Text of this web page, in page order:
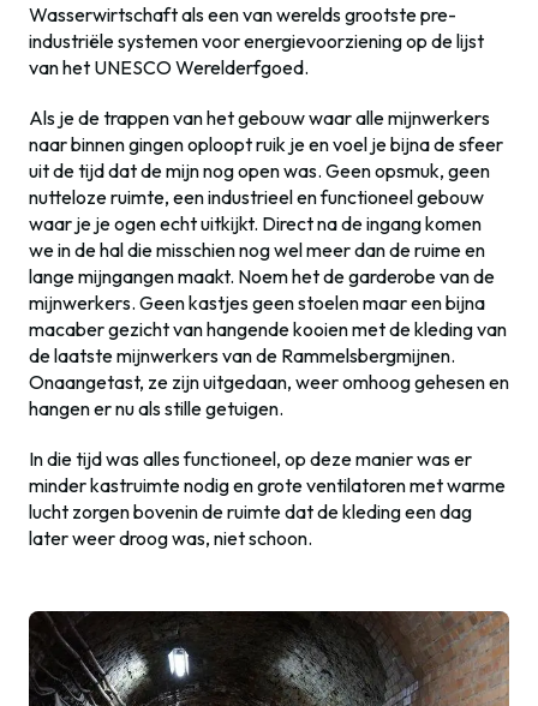
Wasserwirtschaft als een van werelds grootste pre-
industriële systemen voor energievoorziening op de lijst
van het UNESCO Werelderfgoed.
Als je de trappen van het gebouw waar alle mijnwerkers
naar binnen gingen oploopt ruik je en voel je bijna de sfeer
uit de tijd dat de mijn nog open was. Geen opsmuk, geen
nutteloze ruimte, een industrieel en functioneel gebouw
waar je je ogen echt uitkijkt. Direct na de ingang komen
we in de hal die misschien nog wel meer dan de ruime en
lange mijngangen maakt. Noem het de garderobe van de
mijnwerkers. Geen kastjes geen stoelen maar een bijna
macaber gezicht van hangende kooien met de kleding van
de laatste mijnwerkers van de Rammelsbergmijnen.
Onaangetast, ze zijn uitgedaan, weer omhoog gehesen en
hangen er nu als stille getuigen.
In die tijd was alles functioneel, op deze manier was er
minder kastruimte nodig en grote ventilatoren met warme
lucht zorgen bovenin de ruimte dat de kleding een dag
later weer droog was, niet schoon.